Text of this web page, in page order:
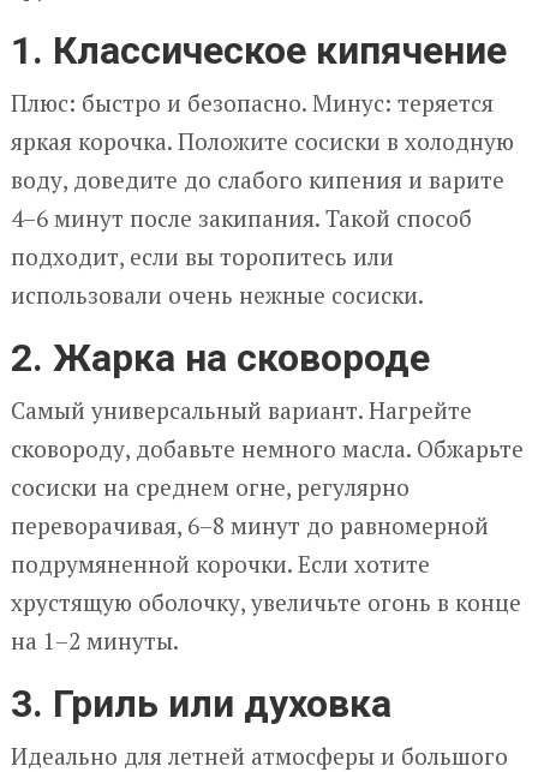
1. Классическое кипячение
Плюс: быстро и безопасно. Минус: теряется
яркая корочка. Положите сосиски в холодную
воду, доведите до слабого кипения и варите
4–6 минут после закипания. Такой способ
подходит, если вы торопитесь или
использовали очень нежные сосиски.
2. Жарка на сковороде
Самый универсальный вариант. Нагрейте
сковороду, добавьте немного масла. Обжарьте
сосиски на среднем огне, регулярно
переворачивая, 6–8 минут до равномерной
подрумяненной корочки. Если хотите
хрустящую оболочку, увеличьте огонь в конце
на 1–2 минуты.
3. Гриль или духовка
Идеально для летней атмосферы и большого